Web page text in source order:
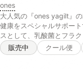
ones
大人気の『ones yagilt』
健康をスペシャルサポー
スとして、乳酸菌とフラ
う豆たんぱくとコラーゲ
毎日を応援します✨ 普通
販売中 クール便